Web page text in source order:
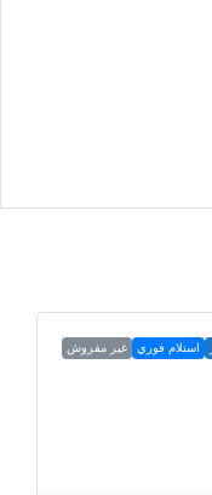
استلام فوري غير مفروش